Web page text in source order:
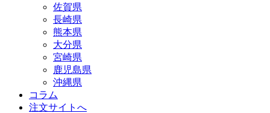
佐賀県
長崎県
熊本県
大分県
宮崎県
鹿児島県
沖縄県
コラム
注文サイトへ